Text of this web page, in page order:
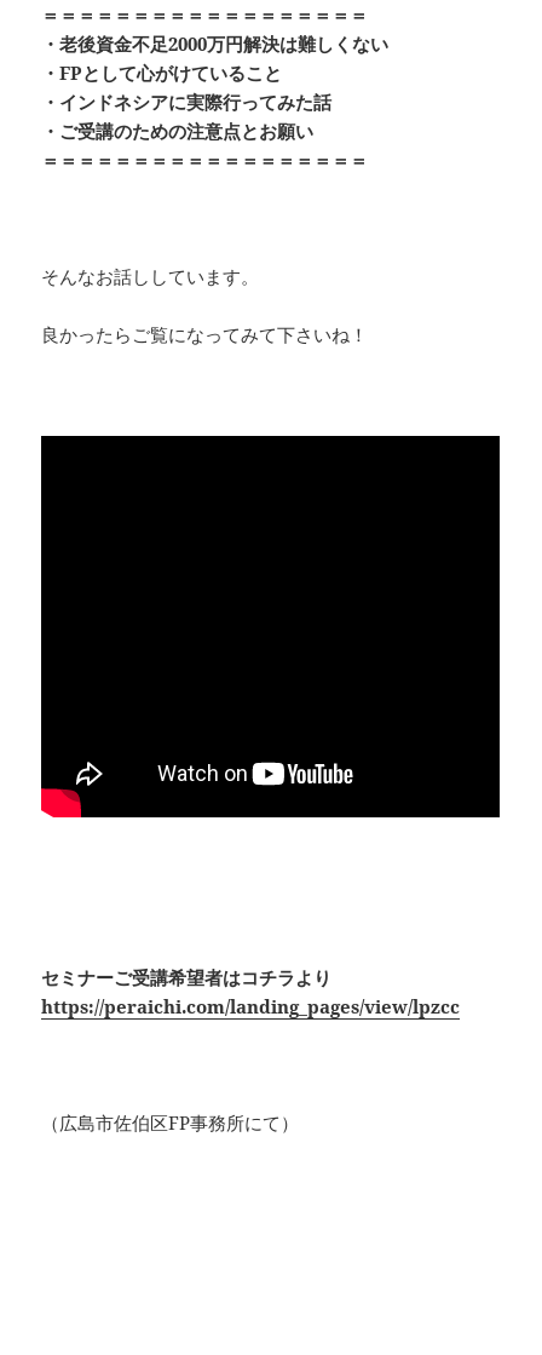
＝＝＝＝＝＝＝＝＝＝＝＝＝＝＝＝＝＝
・老後資金不足2000万円解決は難しくない
・FPとして心がけていること
・インドネシアに実際行ってみた話
・ご受講のための注意点とお願い
＝＝＝＝＝＝＝＝＝＝＝＝＝＝＝＝＝＝
そんなお話ししています。
良かったらご覧になってみて下さいね！
セミナーご受講希望者はコチラより
https://peraichi.com/landing_pages/view/lpzcc
（広島市佐伯区FP事務所にて）